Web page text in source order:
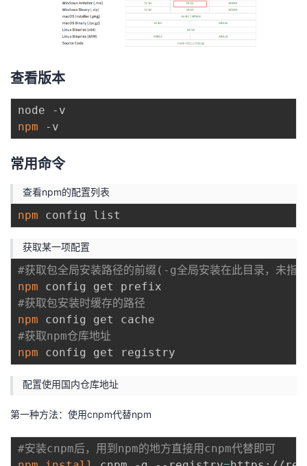
查看版本
npm
常用命令
查看npm的配置列表
npm
获取某一项配置
#获取包全局安装路径的前缀(-g全局安装在此目录，未指
npm
#获取包安装时缓存的路径
npm
#获取npm仓库地址
npm
配置使用国内仓库地址
第一种方法：使用cnpm代替npm
#安装cnpm后，用到npm的地方直接用cnpm代替即可